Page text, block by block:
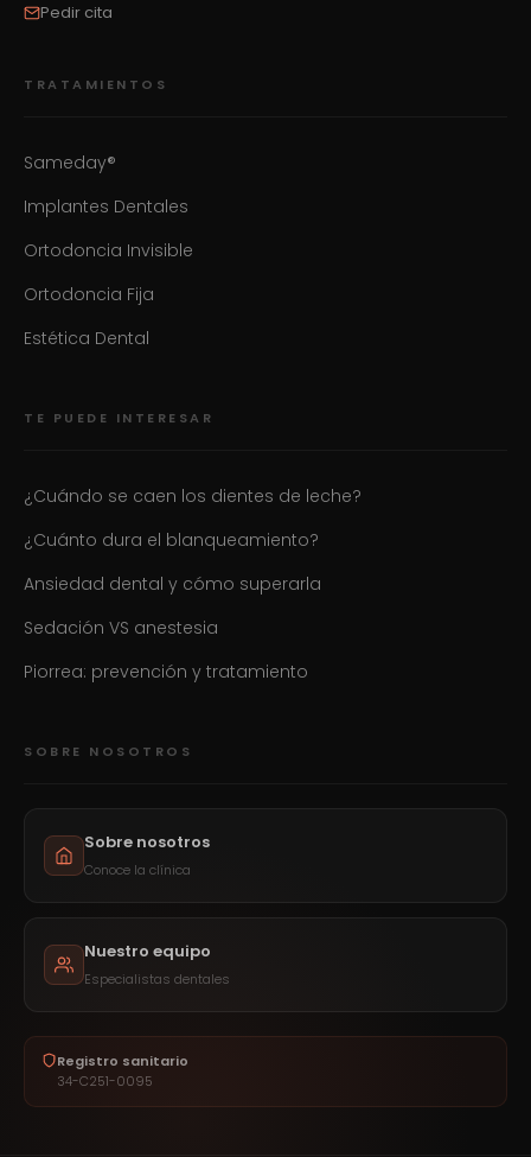
Pedir cita
TRATAMIENTOS
Sameday®
Implantes Dentales
Ortodoncia Invisible
Ortodoncia Fija
Estética Dental
TE PUEDE INTERESAR
¿Cuándo se caen los dientes de leche?
¿Cuánto dura el blanqueamiento?
Ansiedad dental y cómo superarla
Sedación VS anestesia
Piorrea: prevención y tratamiento
SOBRE NOSOTROS
Sobre nosotros
Conoce la clínica
Nuestro equipo
Especialistas dentales
Registro sanitario
34-C251-0095